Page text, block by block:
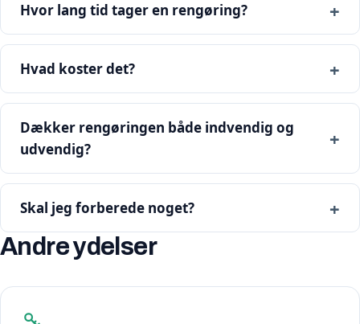
Hvor lang tid tager en rengøring?
Hvad koster det?
Dækker rengøringen både indvendig og
udvendig?
Skal jeg forberede noget?
Andre ydelser